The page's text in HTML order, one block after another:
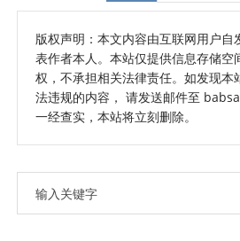
版权声明：本文内容由互联网用户自
表作者本人。本站仅提供信息存储空
权，不承担相关法律责任。如发现本
法违规的内容， 请发送邮件至
一经查实，本站将立刻删除。